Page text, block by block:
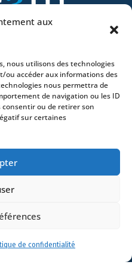
aux
nous utilisons des technologies
ou accéder aux informations des
nous permettra de
de navigation ou les ID
consentir ou de retirer son
sur certaines
de confidentialité